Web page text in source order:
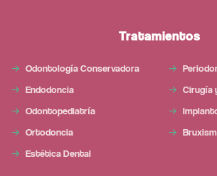
Tratamientos
Odontología Conservadora
Endodoncia
Odontopediatría
Ortodoncia
Estética Dental
Cirugía